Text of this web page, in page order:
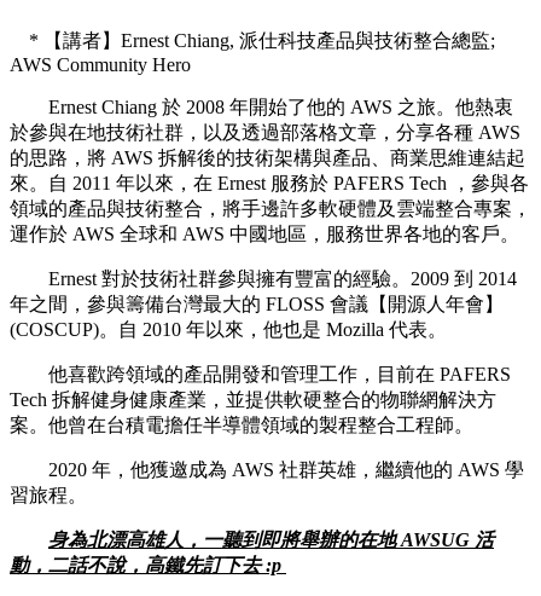
* 【講者】Ernest Chiang, 派仕科技產品與技術整合總監;
AWS Community Hero
Ernest Chiang 於 2008 年開始了他的 AWS 之旅。他熱衷
於參與在地技術社群，以及透過部落格文章，分享各種 AWS
的思路，將 AWS 拆解後的技術架構與產品、商業思維連結起
來。自 2011 年以來，在 Ernest 服務於 PAFERS Tech ，參與各
領域的產品與技術整合，將手邊許多軟硬體及雲端整合專案，
運作於 AWS 全球和 AWS 中國地區，服務世界各地的客戶。
Ernest 對於技術社群參與擁有豐富的經驗。2009 到 2014
年之間，參與籌備台灣最大的 FLOSS 會議【開源人年會】
(COSCUP)。自 2010 年以來，他也是 Mozilla 代表。
他喜歡跨領域的產品開發和管理工作，目前在 PAFERS
Tech 拆解健身健康產業，並提供軟硬整合的物聯網解決方
案。他曾在台積電擔任半導體領域的製程整合工程師。
2020 年，他獲邀成為 AWS 社群英雄，繼續他的 AWS 學
習旅程。
身為北漂高雄人，一聽到即將舉辦的在地 AWSUG 活
動，二話不說，高鐵先訂下去 :p